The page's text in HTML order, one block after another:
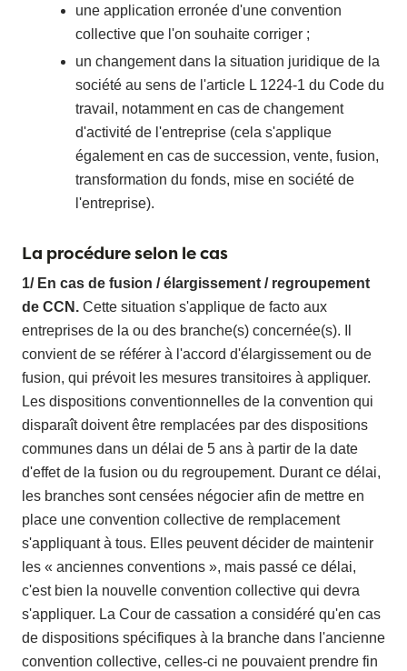
une application erronée d'une convention
collective que l'on souhaite corriger ;
un changement dans la situation juridique de la
société au sens de l'article L 1224-1 du Code du
travail, notamment en cas de changement
d'activité de l'entreprise (cela s'applique
également en cas de succession, vente, fusion,
transformation du fonds, mise en société de
l'entreprise).
La procédure selon le cas
1/ En cas de fusion / élargissement / regroupement
de CCN. Cette situation s'applique de facto aux
entreprises de la ou des branche(s) concernée(s). Il
convient de se référer à l'accord d'élargissement ou de
fusion, qui prévoit les mesures transitoires à appliquer.
Les dispositions conventionnelles de la convention qui
disparaît doivent être remplacées par des dispositions
communes dans un délai de 5 ans à partir de la date
d'effet de la fusion ou du regroupement. Durant ce délai,
les branches sont censées négocier afin de mettre en
place une convention collective de remplacement
s'appliquant à tous. Elles peuvent décider de maintenir
les « anciennes conventions », mais passé ce délai,
c'est bien la nouvelle convention collective qui devra
s'appliquer. La Cour de cassation a considéré qu'en cas
de dispositions spécifiques à la branche dans l'ancienne
convention collective, celles-ci ne pouvaient prendre fin